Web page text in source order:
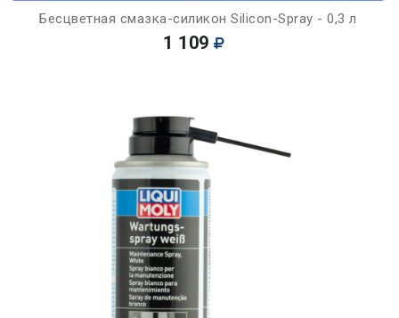
Бесцветная смазка-силикон Silicon-Spray - 0,3 л
1 109